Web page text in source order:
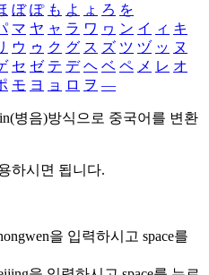
ぼ ぽ も よ ょ ろ を
マ ヤ ャ ラ ワ ヮ ン イ ィ キ
ウ ゥ ク グ ス ズ ツ ヅ ッ ヌ
セ ゼ テ デ ヘ ベ ペ メ レ オ
モ ヨ ョ ロ ヲ ―
병음)방식으로 중국어를 변환
하시면 됩니다.
을 입력하시고 space를